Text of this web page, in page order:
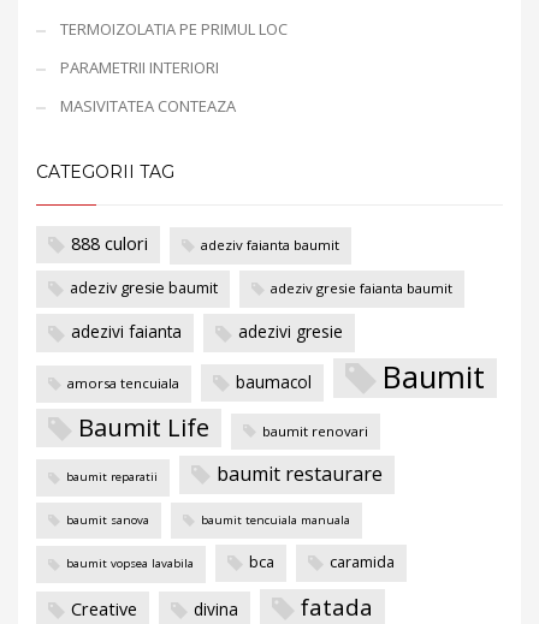
TERMOIZOLATIA PE PRIMUL LOC
PARAMETRII INTERIORI
MASIVITATEA CONTEAZA
CATEGORII TAG
888 culori adeziv faianta baumit
adeziv gresie baumit adeziv gresie faianta baumit
adezivi faianta adezivi gresie
amorsa tencuiala baumacol Baumit
Baumit Life baumit renovari
baumit reparatii baumit restaurare
baumit sanova baumit tencuiala manuala
baumit vopsea lavabila bca caramida
Creative divina fatada